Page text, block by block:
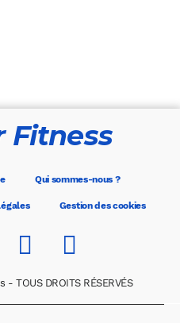
Fitness
Qui sommes-nous ?
Gestion des cookies
TOUS DROITS RÉSERVÉS